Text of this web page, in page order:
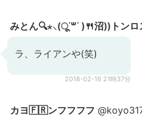
みとん🔍⋆⸜(ू˙꒳​˙ )🍴沼))トンロ
ラ、ライアンや(笑)
2018-02-16 21時37分
カヨ🇫🇷ンフフフフ